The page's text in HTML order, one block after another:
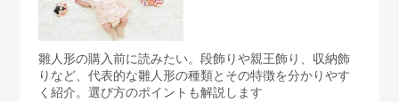
雛人形の購入前に読みたい。段飾りや親王飾り、収納飾
りなど、代表的な雛人形の種類とその特徴を分かりやす
く紹介。選び方のポイントも解説します